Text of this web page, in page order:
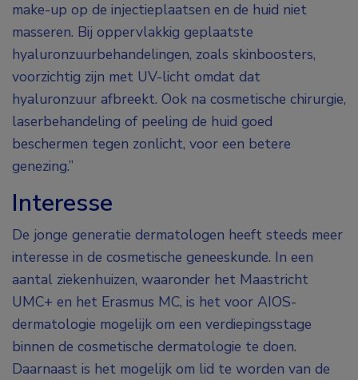
make-up op de injectieplaatsen en de huid niet
masseren. Bij oppervlakkig geplaatste
hyaluronzuurbehandelingen, zoals skinboosters,
voorzichtig zijn met UV-licht omdat dat
hyaluronzuur afbreekt. Ook na cosmetische chirurgie,
laserbehandeling of peeling de huid goed
beschermen tegen zonlicht, voor een betere
genezing.”
Interesse
De jonge generatie dermatologen heeft steeds meer
interesse in de cosmetische geneeskunde. In een
aantal ziekenhuizen, waaronder het Maastricht
UMC+ en het Erasmus MC, is het voor AIOS-
dermatologie mogelijk om een verdiepingsstage
binnen de cosmetische dermatologie te doen.
Daarnaast is het mogelijk om lid te worden van de